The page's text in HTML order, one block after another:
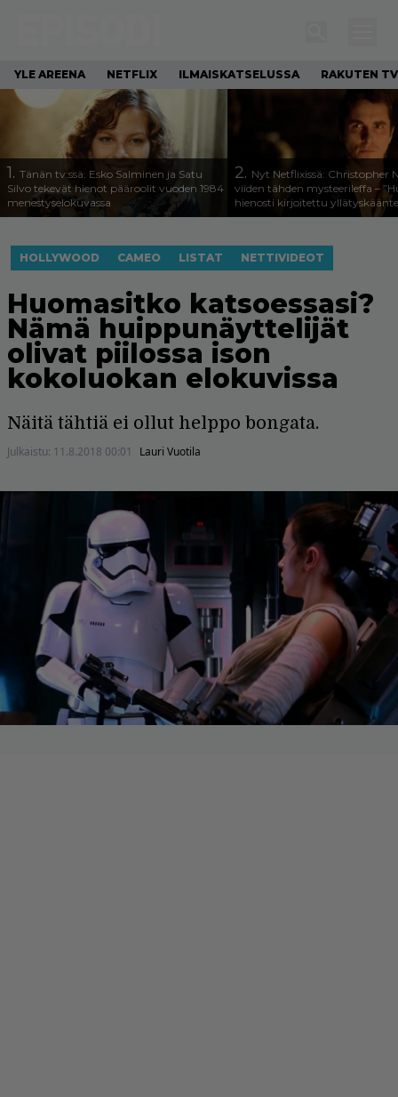
YLE AREENA NETFLIX ILMAISKATSELUSSA RAKUTEN TV
1. Tänän tv:ssä: Esko Salminen ja Satu
Silvo tekevät hienot pääroolit vuoden 1984
menestyselokuvassa
2. Nyt Netflixissä: Christopher
viiden tähden mysteerileffa –
hienosti kirjoitettu
HOLLYWOOD CAMEO LISTAT NETTIVIDEOT
Huomasitko katsoessasi?
Nämä huippunäyttelijät
olivat piilossa ison
kokoluokan elokuvissa
Näitä tähtiä ei ollut helppo bongata.
Julkaistu: 11.8.2018 00:01 Lauri Vuotila